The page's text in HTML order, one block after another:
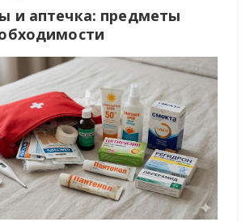
и аптечка: предметы